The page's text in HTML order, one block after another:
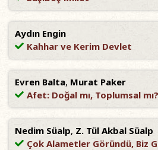
Aydın Engin
Kahhar ve Kerim Devlet
Evren Balta, Murat Paker
Afet: Doğal mı, Toplumsal mı?
Nedim Süalp, Z. Tül Akbal Süalp
Çok Alametler Göründü, Biz